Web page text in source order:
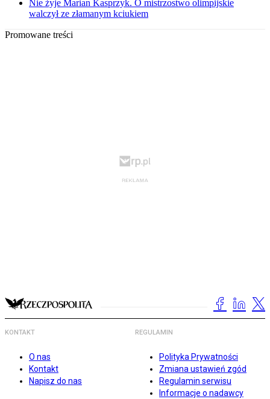
Nie żyje Marian Kasprzyk. O mistrzostwo olimpijskie
walczył ze złamanym kciukiem
Promowane treści
KONTAKT
O nas
Kontakt
Napisz do nas
REGULAMIN
Polityka Prywatności
Zmiana ustawień zgód
Regulamin serwisu
Informacje o nadawcy